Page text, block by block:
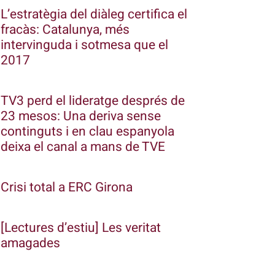
L’estratègia del diàleg certifica el
fracàs: Catalunya, més
intervinguda i sotmesa que el
2017
TV3 perd el lideratge després de
23 mesos: Una deriva sense
continguts i en clau espanyola
deixa el canal a mans de TVE
Crisi total a ERC Girona
[Lectures d’estiu] Les veritat
amagades